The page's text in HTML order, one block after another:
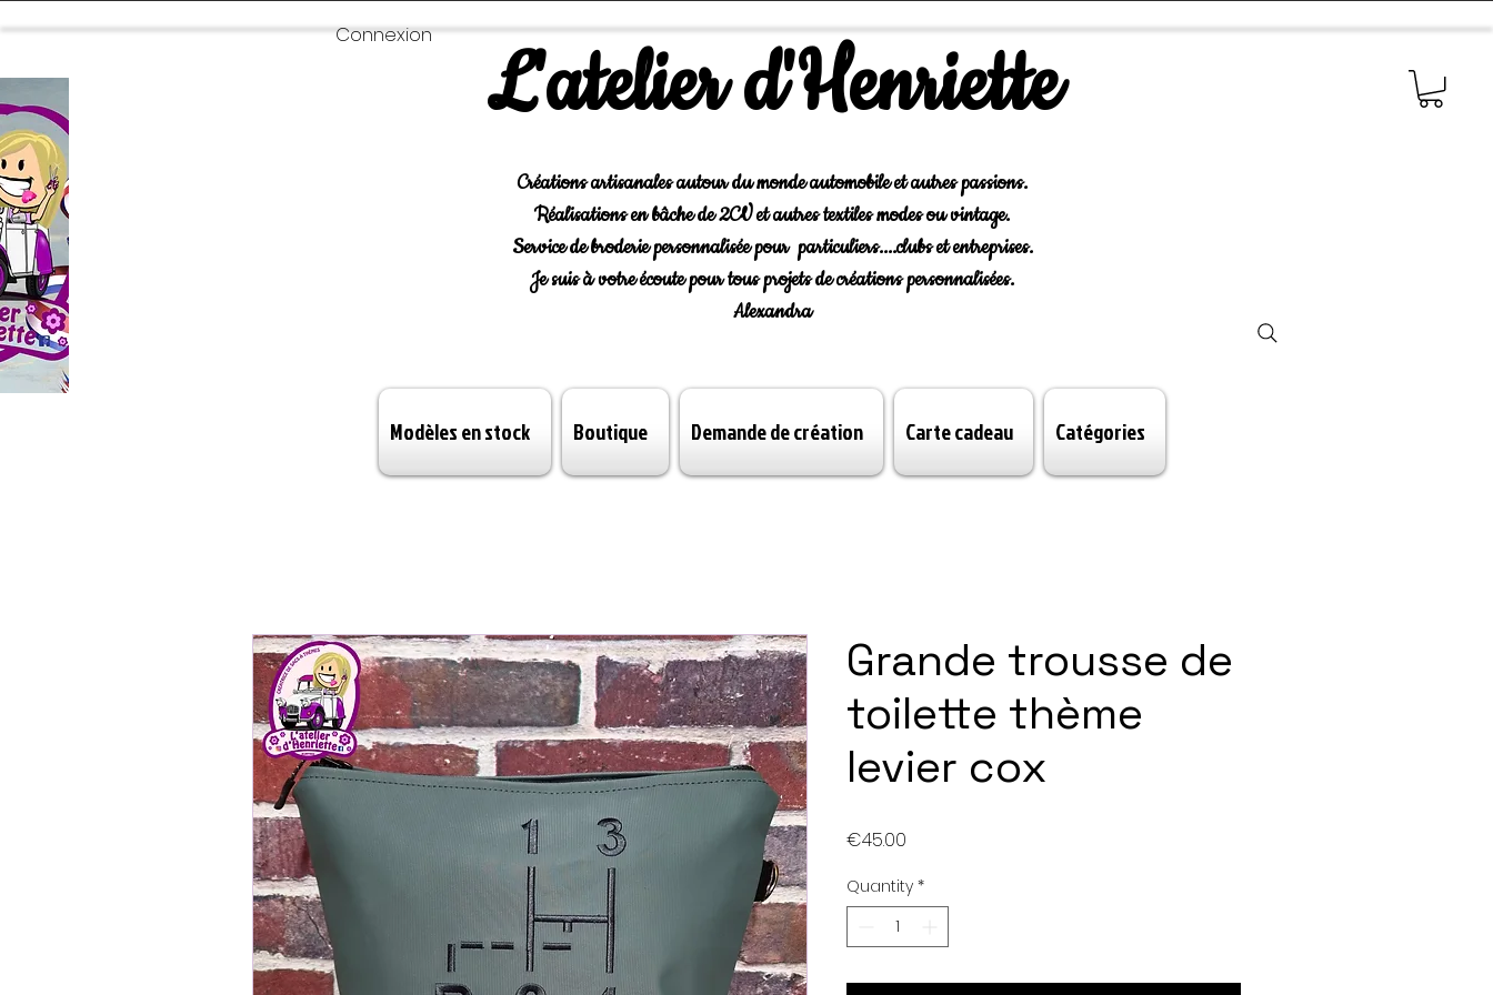
L'atelier d'Henriette
Connexion
Créations artisanales autour du monde automobile et autres passions.
Réalisations en bâche de 2CV et autres textiles modes ou vintage.
Service de broderie personnalisée pour particuliers....clubs et entreprises.
Je suis à votre écoute pour tous projets de créations personnalisées.
Alexandra
Modèles en stock Boutique Demande de création Carte cadeau Catégories
Grande trousse de
toilette thème
levier cox
€45.00
Quantity *